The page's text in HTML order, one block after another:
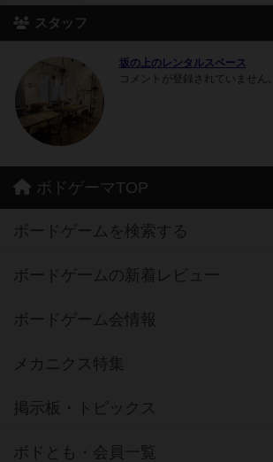
スタッフ
坂の上のレンタルスペース
コメントが登録されていません。
ボドゲーマTOP
ボードゲームを検索する
ボードゲームの新着レビュー
ボードゲーム会情報
メカニクス特集
掲示板・トピックス
ボドとも・会員一覧